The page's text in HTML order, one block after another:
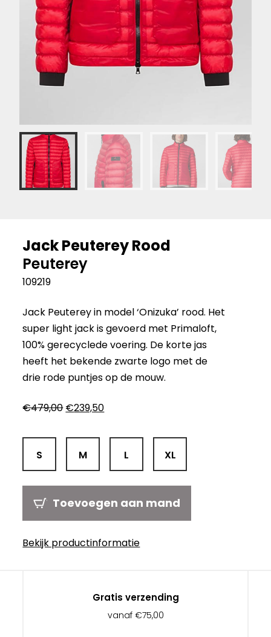
Jack Peuterey Rood
Peuterey
109219
Jack Peuterey in model ‘Onizuka’ rood. Het
super light jack is gevoerd met Primaloft,
100% gerecyclede voering. De korte jas
heeft het bekende zwarte logo met de
drie rode puntjes op de mouw.
€479,00 Oorspronkelijke
was:
€479,00.
€239,50Huidige
is:
€239,50.
S M L XL
Toevoegen aan mand
Bekijk productinformatie
Gratis verzending
vanaf €75,00